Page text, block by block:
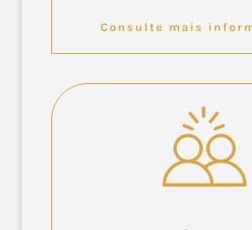
Consulte mais